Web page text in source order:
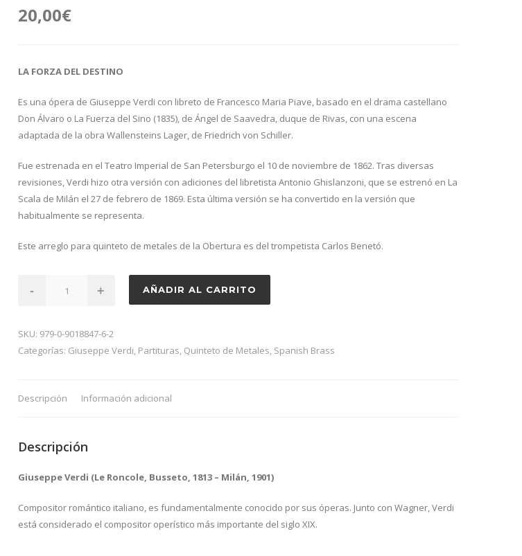
20,00€
LA FORZA DEL DESTINO
Es una ópera de Giuseppe Verdi con libreto de Francesco Maria Piave, basado en el drama castellano
Don Álvaro o La Fuerza del Sino (1835), de Ángel de Saavedra, duque de Rivas, con una escena
adaptada de la obra Wallensteins Lager, de Friedrich von Schiller.
Fue estrenada en el Teatro Imperial de San Petersburgo el 10 de noviembre de 1862. Tras diversas
revisiones, Verdi hizo otra versión con adiciones del libretista Antonio Ghislanzoni, que se estrenó en La
Scala de Milán el 27 de febrero de 1869. Esta última versión se ha convertido en la versión que
habitualmente se representa.
Este arreglo para quinteto de metales de la Obertura es del trompetista Carlos Benetó.
Destino
(Obertura),
(arr.
Quinteto
metales
- + AÑADIR AL CARRITO
SKU: 979-0-9018847-6-2
Categorías: Giuseppe Verdi, Partituras, Quinteto de Metales, Spanish Brass
Descripción Información adicional
Descripción
Giuseppe Verdi (Le Roncole, Busseto, 1813 – Milán, 1901)
Compositor romántico italiano, es fundamentalmente conocido por sus óperas. Junto con Wagner, Verdi
está considerado el compositor operístico más importante del siglo XIX.